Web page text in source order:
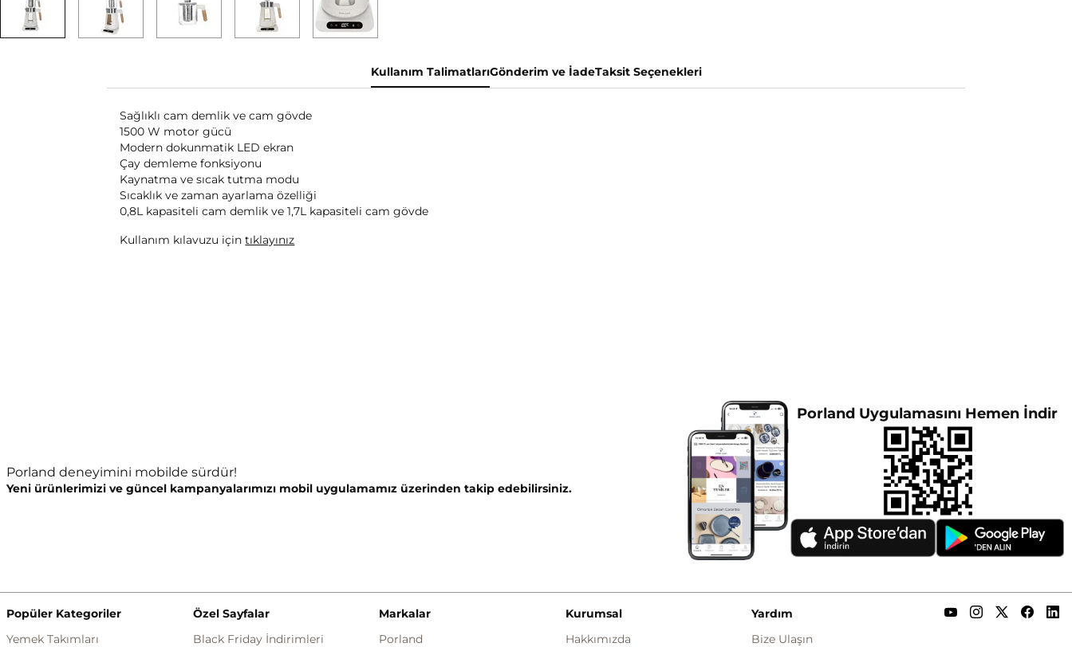
Kullanım TalimatlarıGönderim ve İadeTaksit Seçenekleri
Sağlıklı cam demlik ve cam gövde
1500 W motor gücü
Modern dokunmatik LED ekran
Çay demleme fonksiyonu
Kaynatma ve sıcak tutma modu
Sıcaklık ve zaman ayarlama özelliği
0,8L kapasiteli cam demlik ve 1,7L kapasiteli cam gövde
Kullanım kılavuzu içintıklayınız
Porland deneyimini mobilde sürdür!
Yeni ürünlerimizi ve güncel kampanyalarımızı mobil uygulamamız üzerinden takip edebilirsiniz.
Porland Uygulamasını Hemen İndir
Popüler Kategoriler
Yemek Takımları
Markalar
Porland
Kurumsal
Hakkımızda
Yardım
Bize Ulaşın
Özel Sayfalar
Black Friday İndirimleri